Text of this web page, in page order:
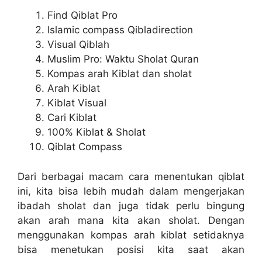
Find Qiblat Pro
Islamic compass Qibladirection
Visual Qiblah
Muslim Pro: Waktu Sholat Quran
Kompas arah Kiblat dan sholat
Arah Kiblat
Kiblat Visual
Cari Kiblat
100% Kiblat & Sholat
Qiblat Compass
Dari berbagai macam cara menentukan qiblat
ini, kita bisa lebih mudah dalam mengerjakan
ibadah sholat dan juga tidak perlu bingung
akan arah mana kita akan sholat. Dengan
menggunakan kompas arah kiblat setidaknya
bisa menetukan posisi kita saat akan